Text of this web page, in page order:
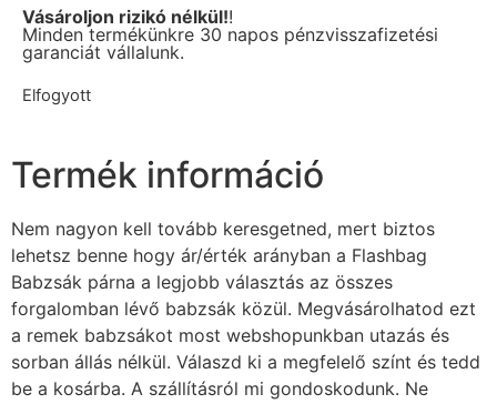
Vásároljon rizikó nélkül!!
Minden termékünkre 30 napos pénzvisszafizetési
garanciát vállalunk.
Elfogyott
Termék információ
Nem nagyon kell tovább keresgetned, mert biztos
lehetsz benne hogy ár/érték arányban a Flashbag
Babzsák párna a legjobb választás az összes
forgalomban lévő babzsák közül. Megvásárolhatod ezt
a remek babzsákot most webshopunkban utazás és
sorban állás nélkül. Válaszd ki a megfelelő színt és tedd
be a kosárba. A szállításról mi gondoskodunk. Ne